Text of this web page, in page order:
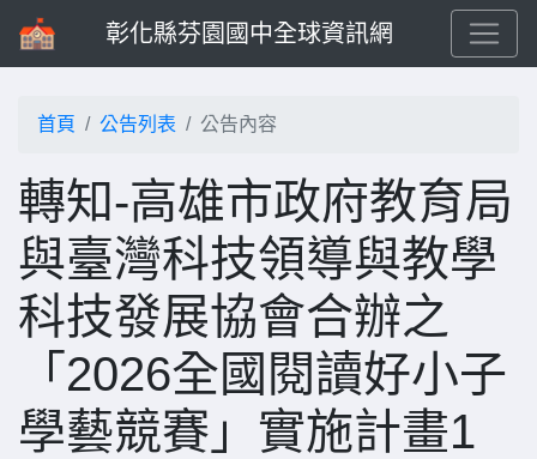
彰化縣芬園國中全球資訊網
首頁 公告列表 公告內容
轉知-高雄市政府教育局
與臺灣科技領導與教學
科技發展協會合辦之
「2026全國閱讀好小子
學藝競賽」實施計畫1